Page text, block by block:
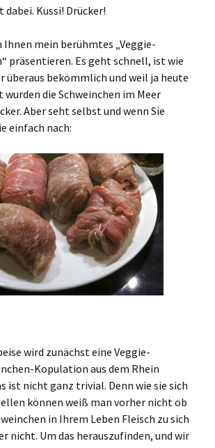
Kussi! Drücker!
mein berühmtes „Veggie-
präsentieren. Es geht schnell, ist wie
überaus bekömmlich und weil ja heute
wurden die Schweinchen im Meer
Aber seht selbst und wenn Sie
einfach nach:
wird zunächst eine Veggie-
Kopulation aus dem Rhein
ist nicht ganz trivial. Denn wie sie sich
können weiß man vorher nicht ob
in Ihrem Leben Fleisch zu sich
nicht. Um das herauszufinden, und wir